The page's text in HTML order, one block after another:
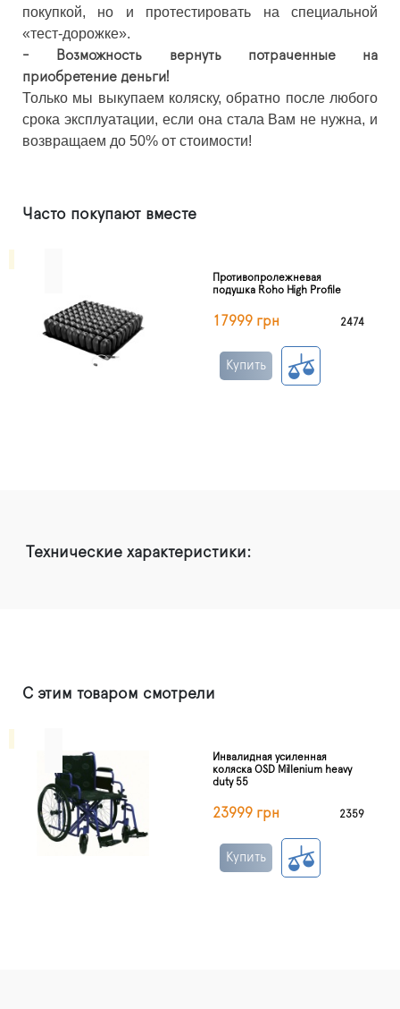
покупкой, но и протестировать на специальной
«тест-дорожке».
- Возможность вернуть потраченные на
приобретение деньги!
Только мы выкупаем коляску, обратно после любого
срока эксплуатации, если она стала Вам не нужна, и
возвращаем до 50% от стоимости!
Часто покупают вместе
Противопролежневая
подушка Roho High Profile
17999 грн 2474
Купить
Технические характеристики:
С этим товаром смотрели
Инвалидная усиленная
коляска OSD Millenium heavy
duty 55
23999 грн 2359
Купить